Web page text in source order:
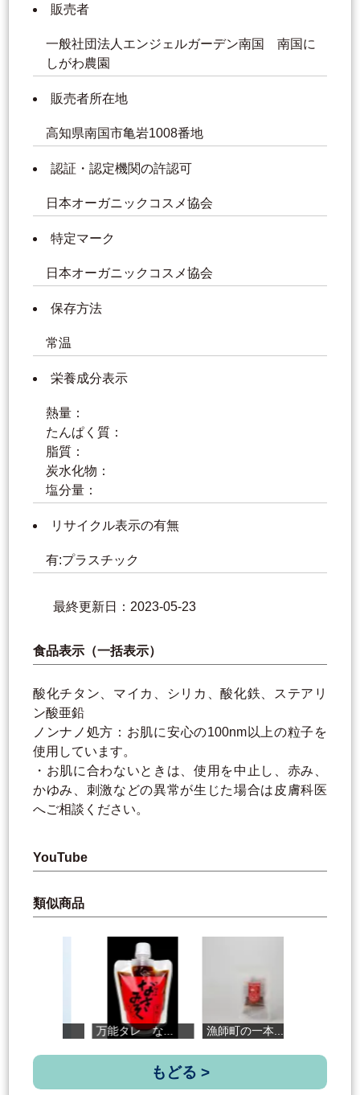
販売者
一般社団法人エンジェルガーデン南国 南国に
しがわ農園
販売者所在地
高知県南国市亀岩1008番地
認証・認定機関の許認可
日本オーガニックコスメ協会
特定マーク
日本オーガニックコスメ協会
保存方法
常温
栄養成分表示
熱量：
たんぱく質：
脂質：
炭水化物：
塩分量：
リサイクル表示の有無
有:プラスチック
最終更新日：2023-05-23
食品表示（一括表示）
酸化チタン、マイカ、シリカ、酸化鉄、ステアリ
ン酸亜鉛
ノンナノ処方：お肌に安心の100nm以上の粒子を
使用しています。
・お肌に合わないときは、使用を中止し、赤み、
かゆみ、刺激などの異常が生じた場合は皮膚科医
へご相談ください。
YouTube
類似商品
万能タレ な... 漁師町の一本... ゆず精油
もどる >